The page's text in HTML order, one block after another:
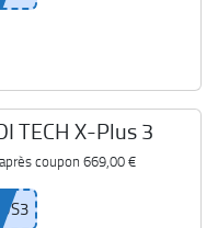
TECH X-Plus 3
coupon 669,00 €